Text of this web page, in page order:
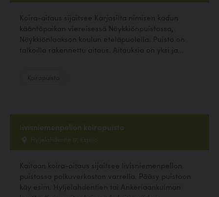
Koira-aitaus sijaitsee Karjasilta nimisen kadun
kääntöpaikan viereisessä Nöykkiönpuistossa,
Nöykkiönlaakson koulun eteläpuolella. Puisto on
talkoilla rakennettu aitaus. Aitauksia on yksi ja...
Iivisniemenpellon koirapuisto
Hyljelahdentie 17, Espoo
Kaitaan koira-aitaus sijaitsee Iivisniemenpellon
puistossa polkuverkoston varrella. Pääsy puistoon
käy esim. Hyljelahdentien tai Ankeriaankulman